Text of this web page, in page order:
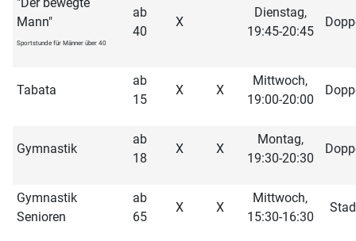
Mann"
Sportstunde für Männer über 40
ab
40
X
Dienstag,
19:45-20:45
Tabata
ab
15
X X
Mittwoch,
19:00-20:00
Gymnastik
ab
18
X X
Montag,
19:30-20:30
Gymnastik
Senioren
ab
65
X X
Mittwoch,
15:30-16:30